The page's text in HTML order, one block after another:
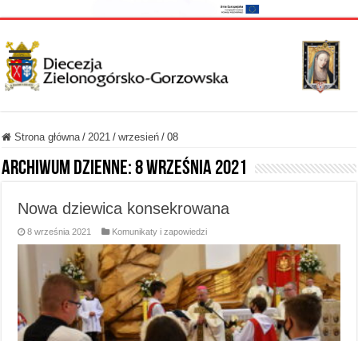
Strona główna / 2021 / wrzesień / 08
Archiwum dzienne:8 września 2021
Nowa dziewica konsekrowana
8 września 2021 Komunikaty i zapowiedzi